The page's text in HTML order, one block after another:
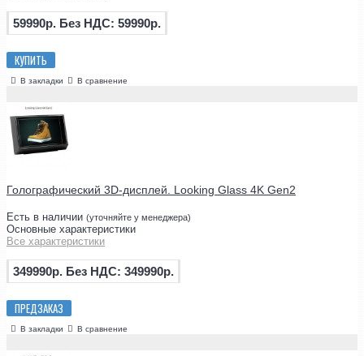
59990р. Без НДС: 59990р.
КУПИТЬ
В закладки В сравнение
Голографический 3D-дисплей. Looking Glass 4K Gen2
Есть в наличии (уточняйте у менеджера)
Основные характеристики
Все характеристики
349990р. Без НДС: 349990р.
ПРЕДЗАКАЗ
В закладки В сравнение